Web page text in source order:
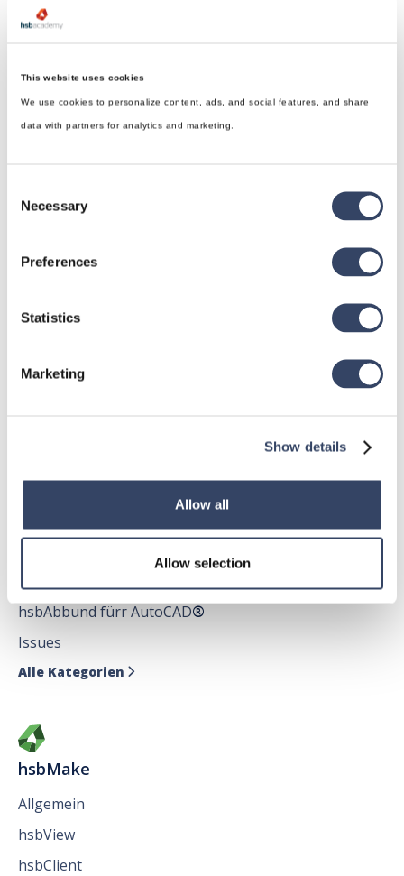
This website uses cookies
We use cookies to personalize content, ads, and social features, and share
data with partners for analytics and marketing.
Selection
Necessary
Preferences
Statistics
Marketing
Show details
Allow all
Allow selection
hsbDesign für Revit®
hsbDesign für AutoCAD®
hsbAbbund fürr AutoCAD®
Issues
Alle Kategorien 
hsbMake
Allgemein
hsbView
hsbClient